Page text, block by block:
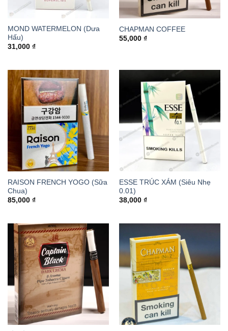
MOND WATERMELON (Dưa
Hấu)
31,000 ₫
CHAPMAN COFFEE
55,000 ₫
RAISON FRENCH YOGO (Sữa
Chua)
85,000 ₫
ESSE TRÚC XÁM (Siêu Nhẹ
0.01)
38,000 ₫